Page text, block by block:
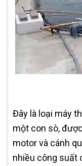
Đây là loại máy
một con sò,
motor và cánh
nhiều công suất